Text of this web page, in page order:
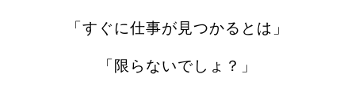
「すぐに仕事が 見つかるとは」
「限らないでしょ？」